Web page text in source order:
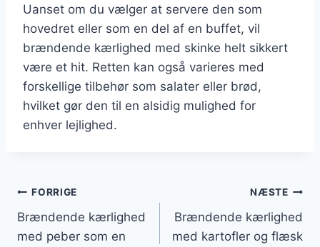
Uanset om du vælger at servere den som
hovedret eller som en del af en buffet, vil
brændende kærlighed med skinke helt sikkert
være et hit. Retten kan også varieres med
forskellige tilbehør som salater eller brød,
hvilket gør den til en alsidig mulighed for
enhver lejlighed.
Indlægsnavigation
FORRIGE
Brændende kærlighed
med peber som en
NÆSTE
Brændende kærlighed
med kartofler og flæsk